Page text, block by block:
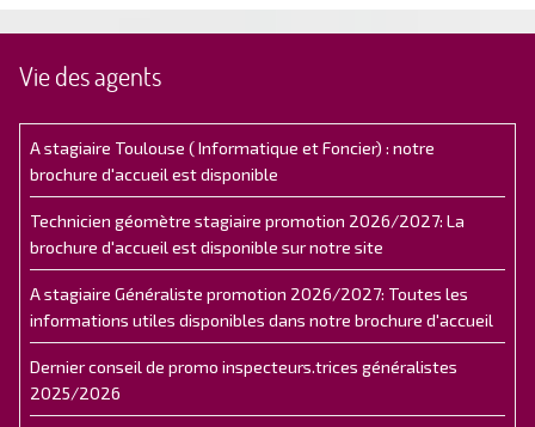
Vie des agents
A stagiaire Toulouse ( Informatique et Foncier) : notre
brochure d'accueil est disponible
Technicien géomètre stagiaire promotion 2026/2027: La
brochure d'accueil est disponible sur notre site
A stagiaire Généraliste promotion 2026/2027: Toutes les
informations utiles disponibles dans notre brochure d'accueil
Dernier conseil de promo inspecteurs.trices généralistes
2025/2026